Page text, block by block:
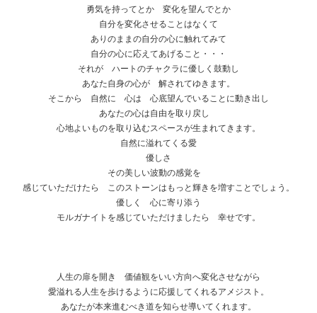
勇気を持ってとか 変化を望んでとか
自分を変化させることはなくて
ありのままの自分の心に触れてみて
自分の心に応えてあげること・・・
それが ハートのチャクラに優しく鼓動し
あなた自身の心が 解されてゆきます。
そこから 自然に 心は 心底望んでいることに動き出し
あなたの心は自由を取り戻し
心地よいものを取り込むスペースが生まれてきます。
自然に溢れてくる愛
優しさ
その美しい波動の感覚を
感じていただけたら このストーンはもっと輝きを増すことでしょう。
優しく 心に寄り添う
モルガナイトを感じていただけましたら 幸せです。
人生の扉を開き 価値観をいい方向へ変化させながら
愛溢れる人生を歩けるように応援してくれるアメジスト。
あなたが本来進むべき道を知らせ導いてくれます。